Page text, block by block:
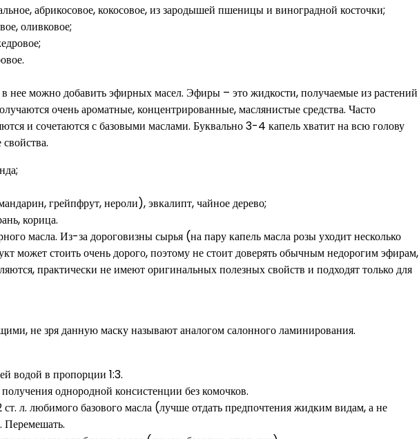
абрикосовое, кокосовое, из зародышей пшеницы и виноградной косточки;
оливковое;
нее можно добавить эфирных масел. Эфиры – это жидкости, получаемые из растений
очень ароматные, концентрированные, маслянистые средства. Часто
и сочетаются с базовыми маслами. Буквально 3-4 капель хватит на всю голову
грейпфрут, нероли), эвкалипт, чайное дерево;
корица.
масла. Из-за дороговизны сырья (на пару капель масла розы уходит несколько
может стоить очень дорого, поэтому не стоит доверять обычным недорогим эфирам,
практически не имеют оригинальных полезных свойств и подходят только для
не зря данную маску называют аналогом салонного ламинирования.
водой в пропорции 1:3.
однородной консистенции без комочков.
л. любимого базового масла (лучше отдать предпочтения жидким видам, а не
Перемешать.